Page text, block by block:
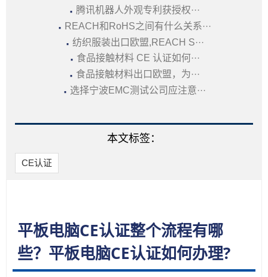
· 腾讯机器人外观专利获授权···
· REACH和RoHS之间有什么关系···
· 纺织服装出口欧盟,REACH S···
· 食品接触材料 CE 认证如何···
· 食品接触材料出口欧盟，为···
· 选择宁波EMC测试公司应注意···
本文标签：
CE认证
平板电脑CE认证整个流程有哪
些？平板电脑CE认证如何办理?